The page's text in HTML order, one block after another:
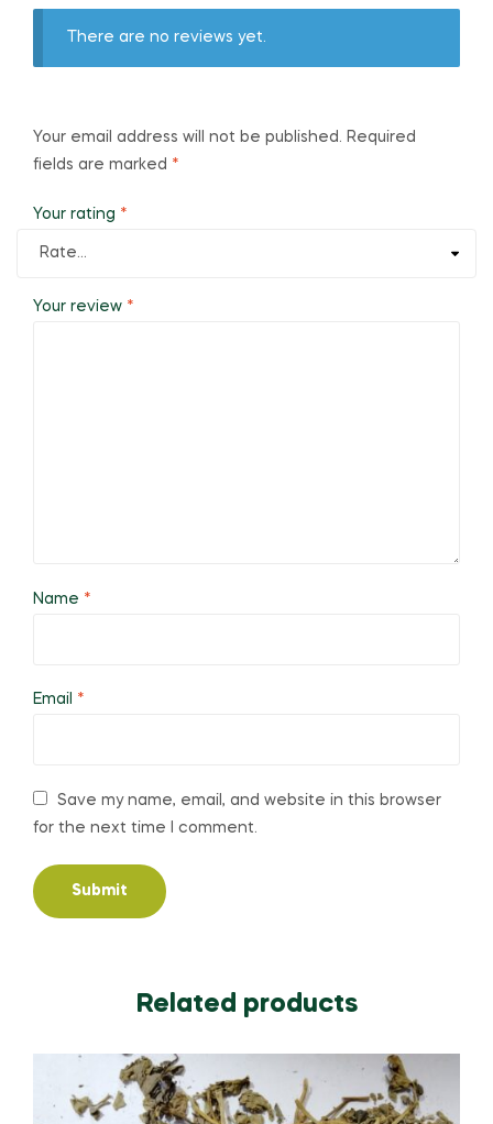
There are no reviews yet.
Your email address will not be published. Required
fields are marked *
Your rating *
Your review *
Name *
Email *
Save my name, email, and website in this browser
for the next time I comment.
Related products